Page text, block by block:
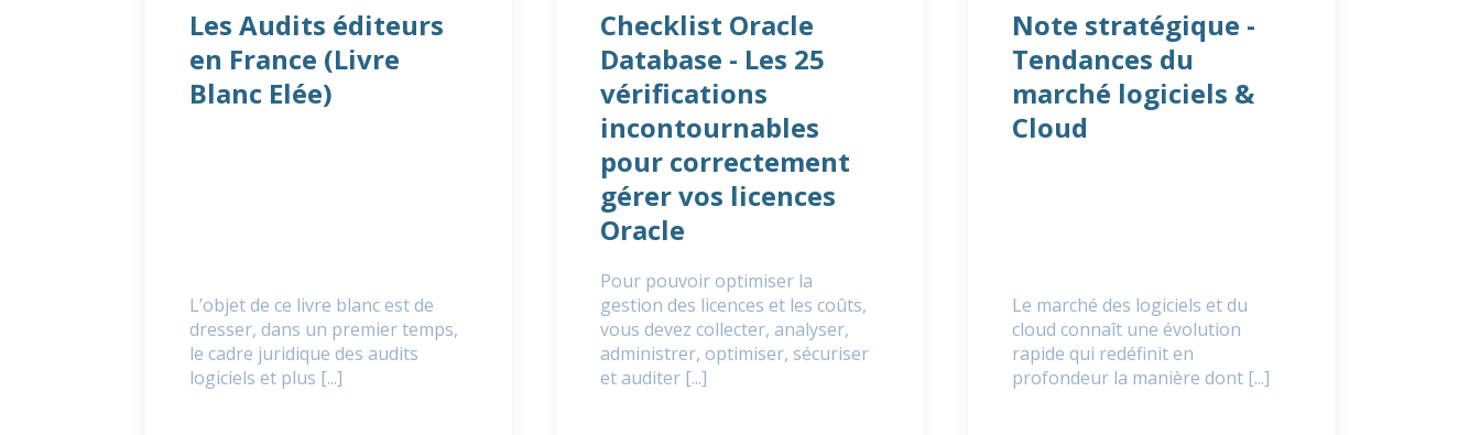
Les Audits éditeurs
en France (Livre
Blanc Elée)
L’objet de ce livre blanc est de
dresser, dans un premier temps,
le cadre juridique des audits
logiciels et plus [...]
Checklist Oracle
Database - Les 25
vérifications
incontournables
pour correctement
gérer vos licences
Oracle
Pour pouvoir optimiser la
gestion des licences et les coûts,
vous devez collecter, analyser,
administrer, optimiser, sécuriser
et auditer [...]
Note stratégique -
Tendances du
marché logiciels &
Cloud
Le marché des logiciels et du
cloud connaît une évolution
rapide qui redéfinit en
profondeur la manière dont [...]